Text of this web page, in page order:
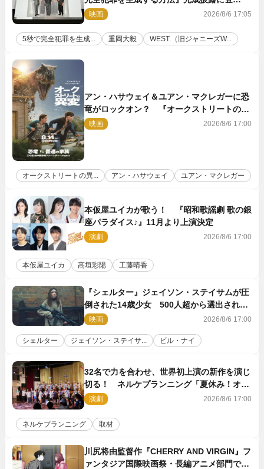
壇！ それぞれのAI活用術も発表
映画 2026/8/6 17:05
5秒で完全犯罪を生成... 重岡大毅 WEST.（旧ジャニーズW...
アン・ハサウェイ＆ユアン・マクレガーに恐
竜がロックオン？ 『オークストリートの異
変』新ビジュアル＆本編映像初解禁
映画 2026/8/6 17:00
オークストリートの異... アン・ハサウェイ ユアン・マクレガー
本仮屋ユイカが歌う！ 『昭和歌謡劇 歌の銀
座パラダイス♪』11月より上演決定
演劇 2026/8/6 17:00
本仮屋ユイカ 高垣彩陽 工藤晴香
『シェルター』ジェイソン・ステイサムが圧
倒された14歳少女 500人超から選出された
新鋭ボディ・レイ・ブレスナックとは
映画 2026/8/6 17:00
シェルター ジェイソン・ステイサ... ビル・ナイ
32名で力を合わせ、世界初上演の新作を演じ
切る！ ネルケプランニング「夏休み！オ
ン・ワークショップ2026」レポート【最終
日】
演劇 2026/8/6 17:00
ネルケプランニング 取材
川尻将由監督作『CHERRY AND VIRGIN』フ
ァンタジア国際映画祭・長編アニメ部門で観